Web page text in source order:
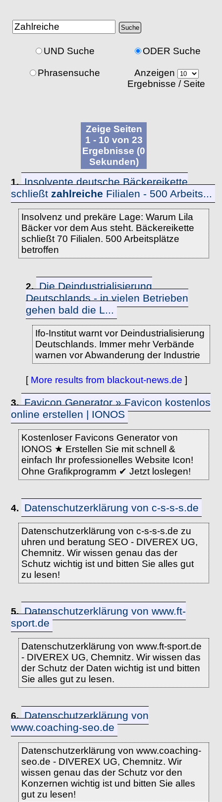
UND Suche
Phrasensuche
ODER Suche
Anzeigen
Ergebnisse / Seite
Zeige Seiten
1 - 10 von 23
Ergebnisse (0
Sekunden)
1. Insolvente deutsche Bäckereikette
schließtzahlreiche Filialen - 500 Arbeits...
Insolvenz und prekäre Lage: Warum Lila
Bäcker vor dem Aus steht. Bäckereikette
schließt 70 Filialen. 500 Arbeitsplätze
betroffen
2. Die Deindustrialisierung
Deutschlands - in vielen Betrieben
gehen bald die L...
Ifo-Institut warnt vor Deindustrialisierung
Deutschlands. Immer mehr Verbände
warnen vor Abwanderung der Industrie
[ More results from blackout-news.de ]
3. Favicon Generator » Favicon kostenlos
online erstellen | IONOS
Kostenloser Favicons Generator von
IONOS ★ Erstellen Sie mit schnell &
einfach Ihr professionelles Website Icon!
Ohne Grafikprogramm ✔ Jetzt loslegen!
4. Datenschutzerklärung von c-s-s-s.de
Datenschutzerklärung von c-s-s-s.de zu
uhren und beratung SEO - DIVEREX UG,
Chemnitz. Wir wissen genau das der
Schutz wichtig ist und bitten Sie alles gut
zu lesen!
5. Datenschutzerklärung von www.ft-
sport.de
Datenschutzerklärung von www.ft-sport.de
- DIVEREX UG, Chemnitz. Wir wissen das
der Schutz der Daten wichtig ist und bitten
Sie alles gut zu lesen.
6. Datenschutzerklärung von
www.coaching-seo.de
Datenschutzerklärung von www.coaching-
seo.de - DIVEREX UG, Chemnitz. Wir
wissen genau das der Schutz vor den
Konzernen wichtig ist und bitten Sie alles
gut zu lesen!